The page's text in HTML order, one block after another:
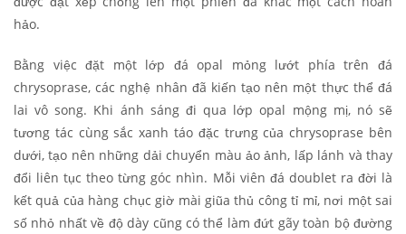
hảo.
Bằng việc đặt một lớp đá opal mỏng lướt phía trên đá
chrysoprase, các nghệ nhân đã kiến tạo nên một thực thể đá
lai vô song. Khi ánh sáng đi qua lớp opal mộng mị, nó sẽ
tương tác cùng sắc xanh táo đặc trưng của chrysoprase bên
dưới, tạo nên những dải chuyển màu ảo ảnh, lấp lánh và thay
đổi liên tục theo từng góc nhìn. Mỗi viên đá doublet ra đời là
kết quả của hàng chục giờ mài giũa thủ công tỉ mỉ, nơi một sai
số nhỏ nhất về độ dày cũng có thể làm đứt gãy toàn bộ đường